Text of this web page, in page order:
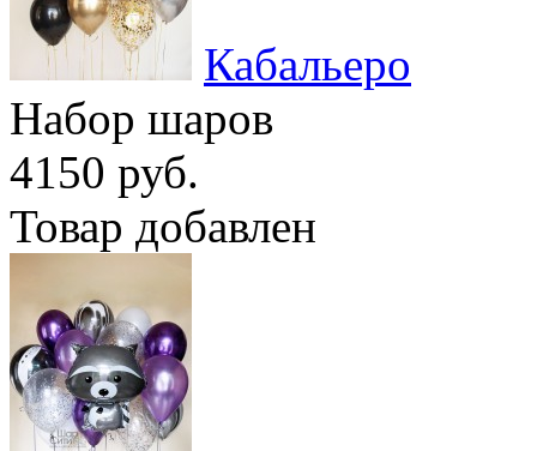
Кабальеро
Набор шаров
4150 руб.
Товар добавлен